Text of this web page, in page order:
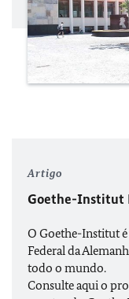
Artigo
Goethe-Institut
O Goethe-Institut
Federal da
todo o mundo.
Consulte aqui o